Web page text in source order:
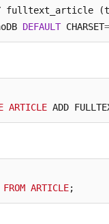
fulltext_article
DEFAULT CHARSET=
ARTICLE ADD
FROM ARTICLE;